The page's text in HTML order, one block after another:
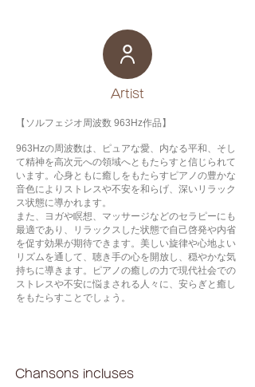
​Artist
【ソルフェジオ周波数 963Hz作品】
963Hzの周波数は、ピュアな愛、内なる平和、そし
て精神を高次元への領域へともたらすと信じられて
います。心身ともに癒しをもたらすピアノの豊かな
音色によりストレスや不安を和らげ、深いリラック
ス状態に導かれます。
また、ヨガや瞑想、マッサージなどのセラピーにも
最適であり、リラックスした状態で自己啓発や内省
を促す効果が期待できます。美しい旋律や心地よい
リズムを通して、聴き手の心を開放し、穏やかな気
持ちに導きます。ピアノの癒しの力で現代社会での
ストレスや不安に悩まされる人々に、安らぎと癒し
をもたらすことでしょう。
Chansons incluses